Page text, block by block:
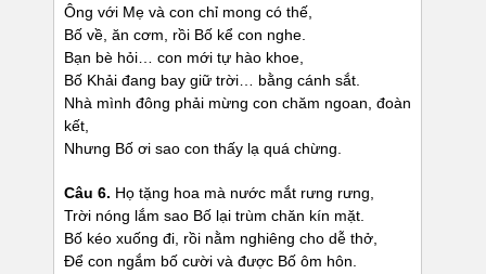
Ông với Mẹ và con chỉ mong có thế,
Bố về, ăn cơm, rồi Bố kể con nghe.
Bạn bè hỏi… con mới tự hào khoe,
Bố Khải đang bay giữ trời… bằng cánh sắt.
Nhà mình đông phải mừng con chăm ngoan, đoàn
kết,
Nhưng Bố ơi sao con thấy lạ quá chừng.
Câu 6. Họ tặng hoa mà nước mắt rưng rưng,
Trời nóng lắm sao Bố lại trùm chăn kín mặt.
Bố kéo xuống đi, rồi nằm nghiêng cho dễ thở,
Để con ngắm bố cười và được Bố ôm hôn.